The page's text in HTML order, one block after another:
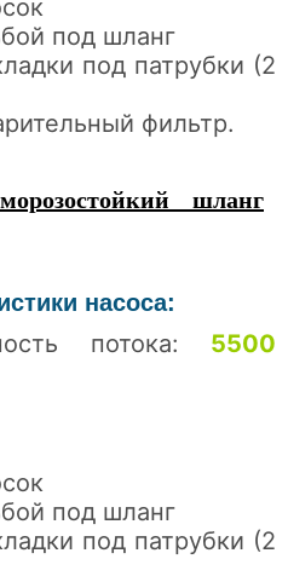
под шланг
под патрубки (2
фильтр.
шланг
насоса:
потока: 5500
под шланг
под патрубки (2